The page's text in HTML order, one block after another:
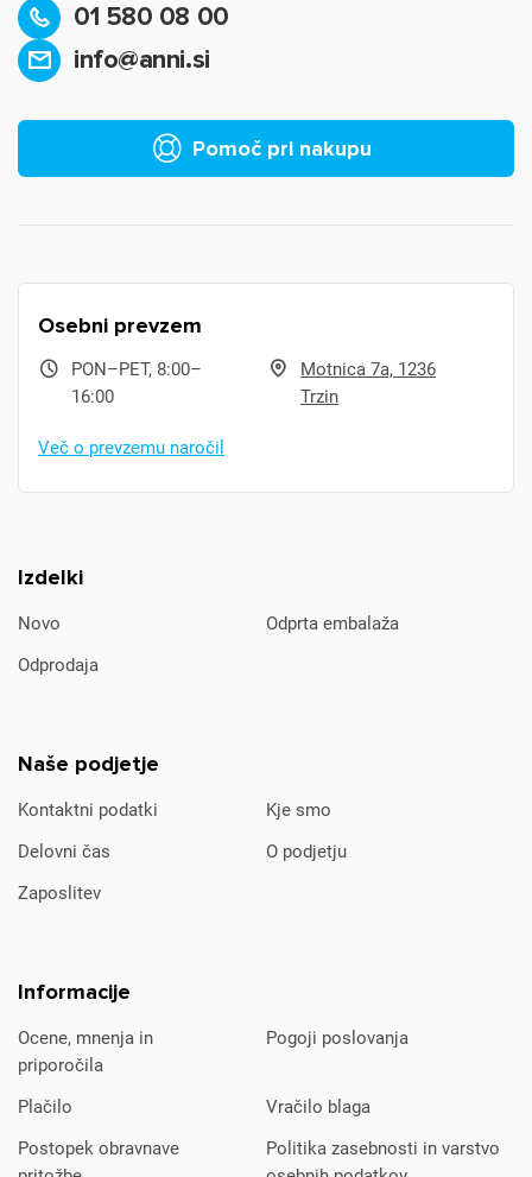
01 580 08 00
info@anni.si
Pomoč pri nakupu
Izdelki
Novo
Odprta embalaža
Odprodaja
Naše podjetje
Kontaktni podatki
Kje smo
Delovni čas
O podjetju
Zaposlitev
Informacije
Ocene, mnenja in
priporočila
Pogoji poslovanja
Plačilo
Vračilo blaga
Postopek obravnave
Politika zasebnosti in varstvo
Osebni prevzem
PON–PET, 8:00–
16:00
Motnica 7a, 1236
Trzin
Več o prevzemu naročil